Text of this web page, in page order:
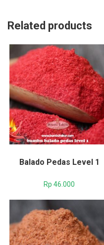
Related products
Balado Pedas Level 1
Rp 46.000